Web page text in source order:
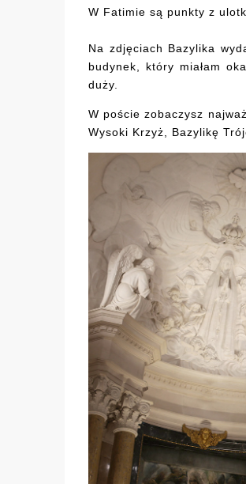
W Fatimie są punkty z
Na zdjęciach Bazylika
budynek, który miałam
duży.
W poście zobaczysz
Wysoki Krzyż, Bazylikę